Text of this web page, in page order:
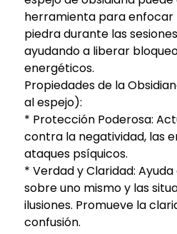
herramienta para enfocar
piedra durante las
ayudando a liberar
energéticos.
Propiedades de la
al espejo):
* Protección Poderosa:
contra la negatividad, las
ataques psíquicos.
* Verdad y Claridad:
sobre uno mismo y las
ilusiones. Promueve la
confusión.